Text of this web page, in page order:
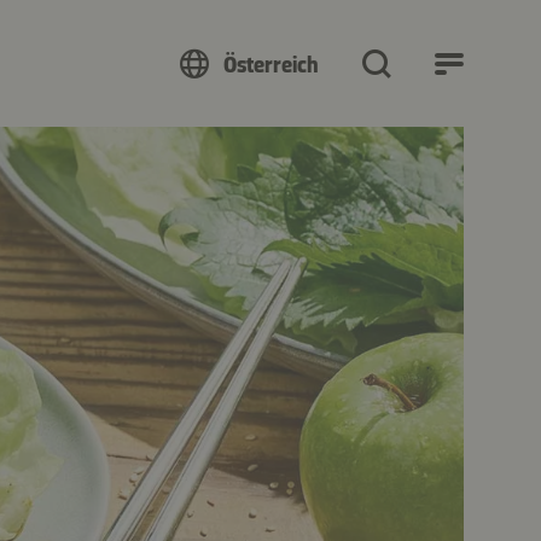
Österreich